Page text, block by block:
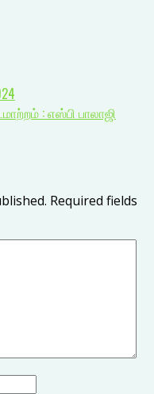
: எஸ்பி பாலாஜி
Required fields